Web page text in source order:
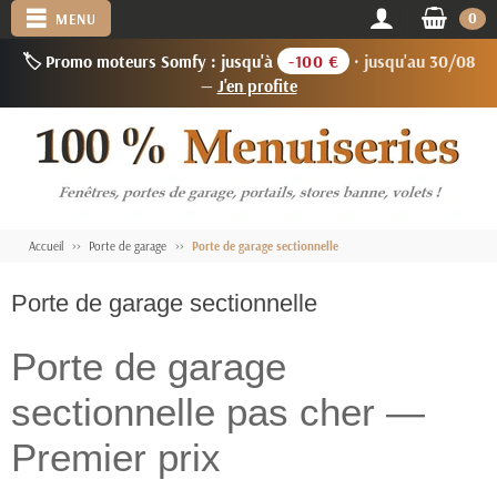
🏷️ Promo moteurs Somfy : jusqu'à -100 €
· jusqu'au 30/08
— J'en profite
MENU 0
Accueil Porte de garage Porte de garage sectionnelle
Porte de garage sectionnelle
Porte de garage
sectionnelle pas cher —
Premier prix